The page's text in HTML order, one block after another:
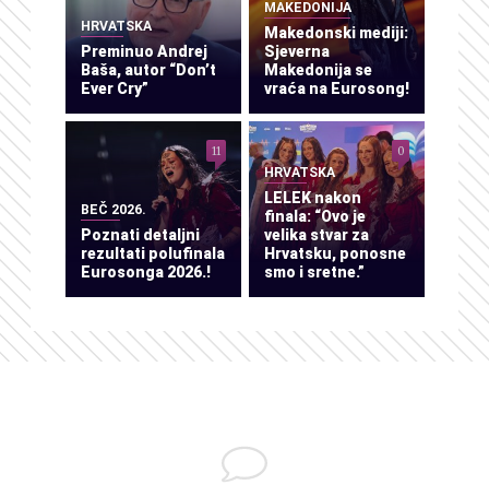
HRVATSKA
Preminuo Andrej
Baša, autor “Don’t
Ever Cry”
MAKEDONIJA
Makedonski mediji:
Sjeverna
Makedonija se
vraća na Eurosong!
BEČ 2026.
Poznati detaljni
rezultati polufinala
Eurosonga 2026.!
11
HRVATSKA
LELEK nakon
finala: “Ovo je
velika stvar za
Hrvatsku, ponosne
smo i sretne.”
0